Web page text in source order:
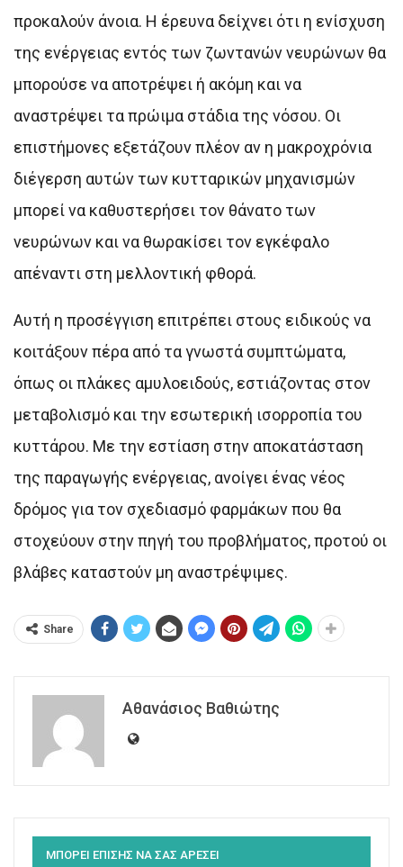
προκαλούν άνοια. Η έρευνα δείχνει ότι η ενίσχυση
της ενέργειας εντός των ζωντανών νευρώνων θα
μπορούσε να αποτρέψει ή ακόμη και να
αναστρέψει τα πρώιμα στάδια της νόσου. Οι
επιστήμονες εξετάζουν πλέον αν η μακροχρόνια
διέγερση αυτών των κυτταρικών μηχανισμών
μπορεί να καθυστερήσει τον θάνατο των
νευρώνων και να θωρακίσει τον εγκέφαλο
απέναντι στη μελλοντική φθορά.
Αυτή η προσέγγιση επιτρέπει στους ειδικούς να
κοιτάξουν πέρα από τα γνωστά συμπτώματα,
όπως οι πλάκες αμυλοειδούς, εστιάζοντας στον
μεταβολισμό και την εσωτερική ισορροπία του
κυττάρου. Με την εστίαση στην αποκατάσταση
της παραγωγής ενέργειας, ανοίγει ένας νέος
δρόμος για τον σχεδιασμό φαρμάκων που θα
στοχεύουν στην πηγή του προβλήματος, προτού οι
βλάβες καταστούν μη αναστρέψιμες.
Share
Αθανάσιος Βαθιώτης
ΜΠΟΡΕΙ ΕΠΙΣΗΣ ΝΑ ΣΑΣ ΑΡΕΣΕΙ